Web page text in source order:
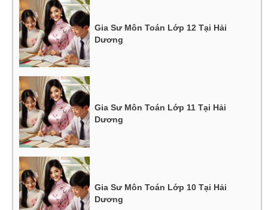
Gia Sư Môn Toán Lớp 12 Tại Hải
Dương
Gia Sư Môn Toán Lớp 11 Tại Hải
Dương
Gia Sư Môn Toán Lớp 10 Tại Hải
Dương